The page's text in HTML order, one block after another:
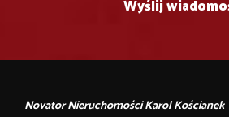
Novator Nieruchomości Karol Kościanek